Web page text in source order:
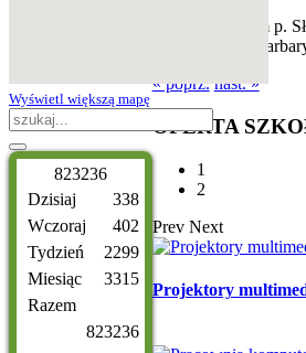
pod kierunkiem p.
p.
« poprz. nast. »
OFERTA
1
2
Prev Next
Projektory
Wyświetl większą mapę
823236
Dzisiaj
Wczoraj
Tydzień
Miesiąc
Razem
338
402
2299
3315
823236